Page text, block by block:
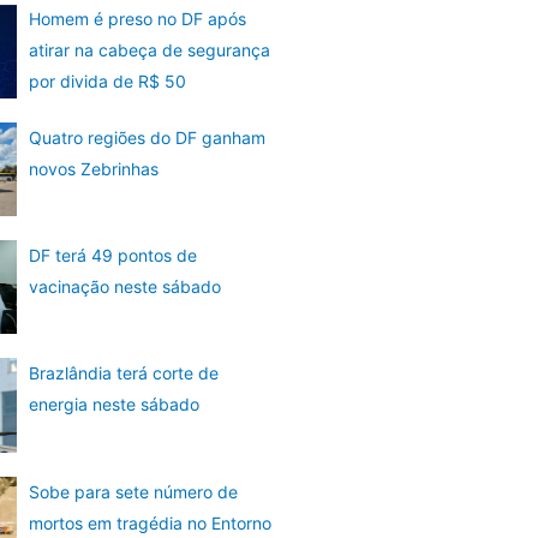
Homem é preso no DF após
atirar na cabeça de segurança
por divida de R$ 50
Quatro regiões do DF ganham
novos Zebrinhas
DF terá 49 pontos de
vacinação neste sábado
Brazlândia terá corte de
energia neste sábado
Sobe para sete número de
mortos em tragédia no Entorno